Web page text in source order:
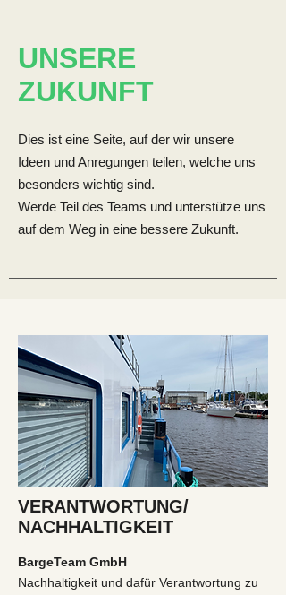
UNSERE
ZUKUNFT
Dies ist eine Seite, auf der wir unsere
Ideen und Anregungen teilen, welche uns
besonders wichtig sind.
Werde Teil des Teams und unterstütze uns
auf dem Weg in eine bessere Zukunft.
VERANTWORTUNG/
NACHHALTIGKEIT
BargeTeam GmbH
Nachhaltigkeit und dafür Verantwortung zu